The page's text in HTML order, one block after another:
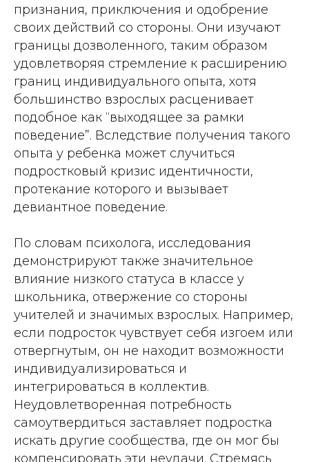
признания, приключения и одобрение
своих действий со стороны. Они изучают
границы дозволенного, таким образом
удовлетворяя стремление к расширению
границ индивидуального опыта, хотя
большинство взрослых расценивает
подобное как “выходящее за рамки
поведение”. Вследствие получения такого
опыта у ребенка может случиться
подростковый кризис идентичности,
протекание которого и вызывает
девиантное поведение.
По словам психолога, исследования
демонстрируют также значительное
влияние низкого статуса в классе у
школьника, отвержение со стороны
учителей и значимых взрослых. Например,
если подросток чувствует себя изгоем или
отвергнутым, он не находит возможности
индивидуализироваться и
интегрироваться в коллектив.
Неудовлетворенная потребность
самоутвердиться заставляет подростка
искать другие сообщества, где он мог бы
компенсировать эти неудачи. Стремясь